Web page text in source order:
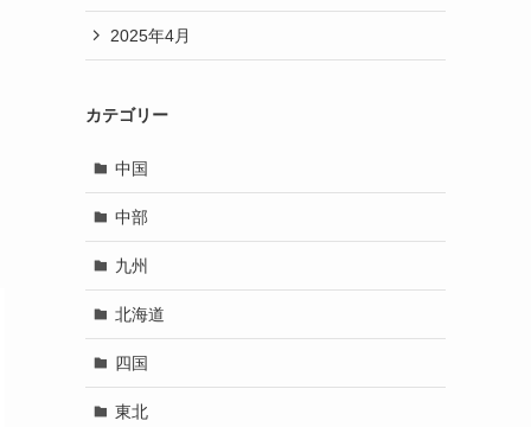
2025年4月
カテゴリー
中国
中部
九州
北海道
四国
東北